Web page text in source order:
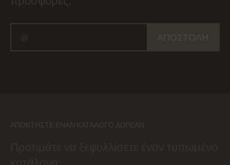
ΑΠΟΚΤΉΣΤΕ ΈΝΑΝ ΚΑΤΆΛΟΓΟ ΔΩΡΕΆΝ